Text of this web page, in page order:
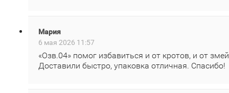
Мария
6 мая 2026 11:57
«Озв.04» помог избавиться и от кротов, и от
Доставили быстро, упаковка отличная. Спасибо!